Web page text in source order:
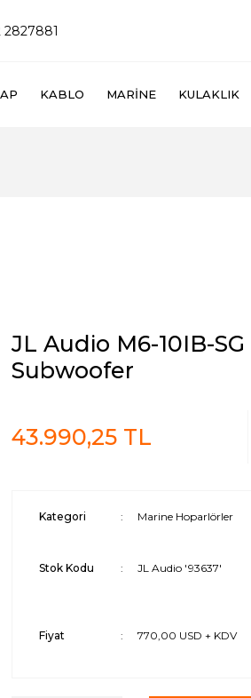
2827881
KABLO MARINE KULAKLIK
JL Audio M6-10IB-
Subwoofer
43.990,25 TL
Kategori Marine Hoparlörler
Stok Kodu JL Audio '93637'
Fiyat 770,00 USD + KDV